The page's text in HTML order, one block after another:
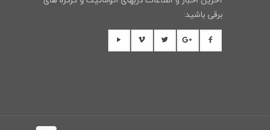
برقی باشید: